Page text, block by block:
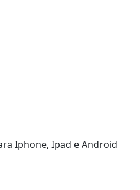
Iphone, Ipad e Android